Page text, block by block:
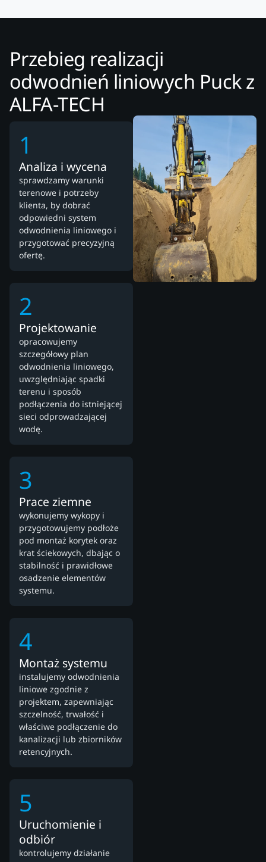
Przebieg realizacji
odwodnień liniowych Puck z
ALFA-TECH
1
Analiza i wycena
sprawdzamy warunki
terenowe i potrzeby
klienta, by dobrać
odpowiedni system
odwodnienia liniowego i
przygotować precyzyjną
ofertę.
2
Projektowanie
opracowujemy
szczegółowy plan
odwodnienia liniowego,
uwzględniając spadki
terenu i sposób
podłączenia do istniejącej
sieci odprowadzającej
wodę.
3
Prace ziemne
wykonujemy wykopy i
przygotowujemy podłoże
pod montaż korytek oraz
krat ściekowych, dbając o
stabilność i prawidłowe
osadzenie elementów
systemu.
4
Montaż systemu
instalujemy odwodnienia
liniowe zgodnie z
projektem, zapewniając
szczelność, trwałość i
właściwe podłączenie do
kanalizacji lub zbiorników
retencyjnych.
5
Uruchomienie i
odbiór
kontrolujemy działanie